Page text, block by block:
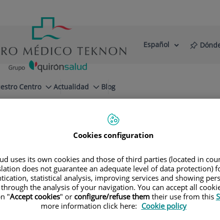
Selector
Idioma
Español
Centro Actualidad Blog
Especialidades
tu próxima cita con nuestros mejores
Cookies configuration
uses its own cookies and those of third parties (located in
does not guarantee an adequate level of data protection)
statistical analysis, improving services and showing
the analysis of your navigation. You can accept all
"Accept cookies" or configure/refuse themtheir use from this
more information click here: Cookie policy